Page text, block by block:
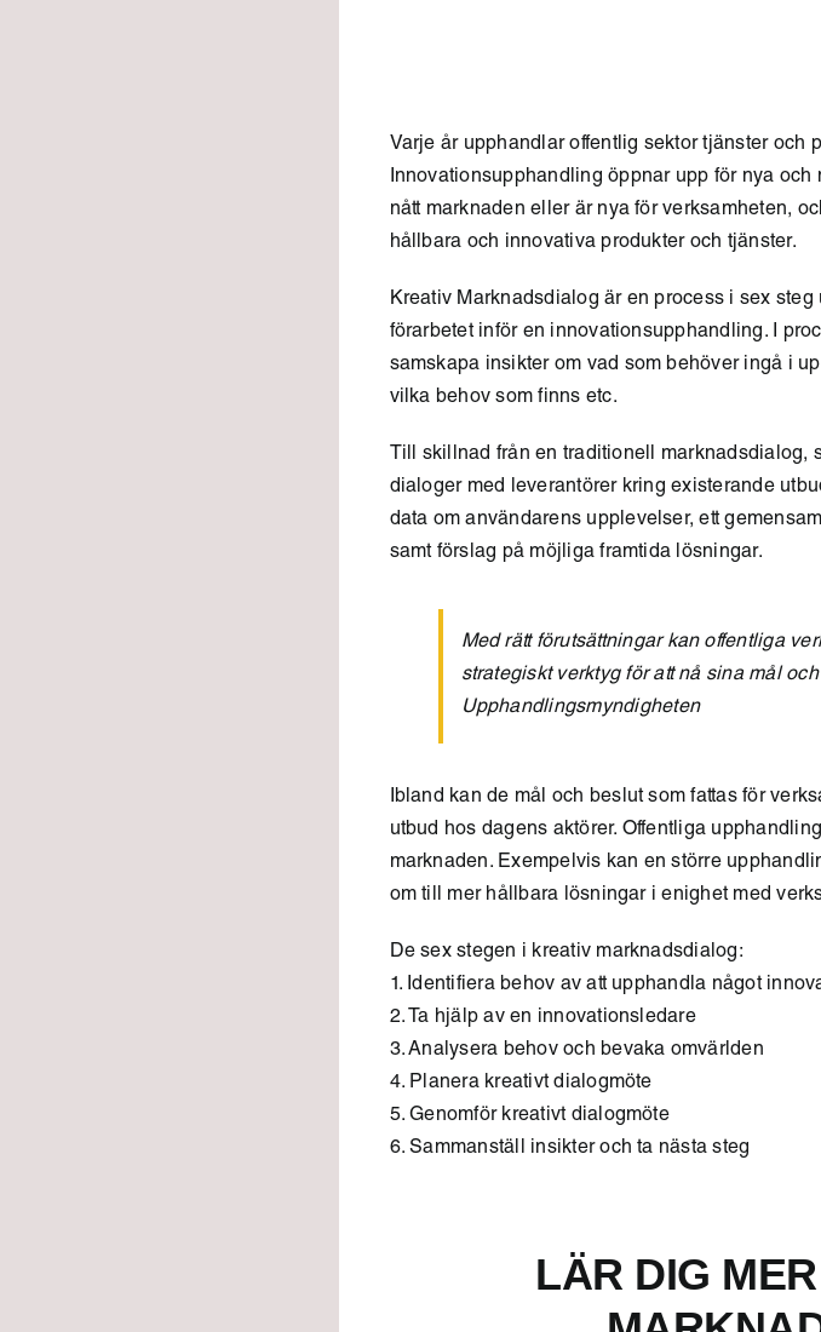
Varje år upphandlar offentlig sektor tjänster och
Innovationsupphandling öppnar upp för nya
nått marknaden eller är nya för verksamheten,
hållbara och innovativa produkter och tjänster.
Kreativ Marknadsdialog är en process i sex
förarbetet inför en innovationsupphandling. I
samskapa insikter om vad som behöver ingå i
vilka behov som finns etc.
Till skillnad från en traditionell
dialoger med leverantörer kring existerande
data om användarens upplevelser, ett
samt förslag på möjliga framtida lösningar.
Med rätt förutsättningar kan offentliga
strategiskt verktyg för att nå sina mål
Upphandlingsmyndigheten
Ibland kan de mål och beslut som fattas för
utbud hos dagens aktörer. Offentliga
marknaden. Exempelvis kan en större
om till mer hållbara lösningar i enighet med
De sex stegen i kreativ marknadsdialog:
1. Identifiera behov av att upphandla något
2. Ta hjälp av en innovationsledare
3. Analysera behov och bevaka omvärlden
4. Planera kreativt dialogmöte
5. Genomför kreativt dialogmöte
6. Sammanställ insikter och ta nästa steg
LÄR DIG